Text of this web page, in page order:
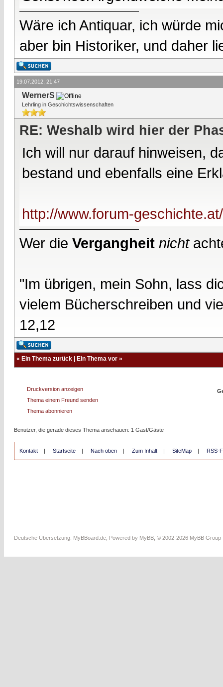
Wäre ich Antiquar, ich würde
aber bin Historiker, und daher
19.07.2012, 21:47
WernerS
Lehrling in Geschichtswissenschaften
RE: Weshalb wird hier der
Ich will nur darauf hinweisen,
bestand und ebenfalls eine
http://www.forum-
Wer die Vergangheit nicht
"Im übrigen, mein Sohn, lass
vielem Bücherschreiben und
12,12
« Ein Thema zurück Ein Thema vor »
Druckversion anzeigen
Thema einem Freund senden
Thema abonnieren
Benutzer, die gerade dieses Thema anschauen: 1 Gast/Gäste
Kontakt | Startseite | Nach oben | Zum Inhalt | SiteMap | RSS-
Deutsche Übersetzung: MyBBoard.de , Powered by MyBB , © 2002-2026 MyBB Group